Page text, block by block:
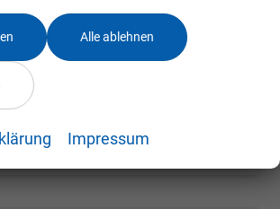
Leistung 85 kW (116 PS)
€ Details
D
123,00 g/km
Alle ablehnen
Impressum